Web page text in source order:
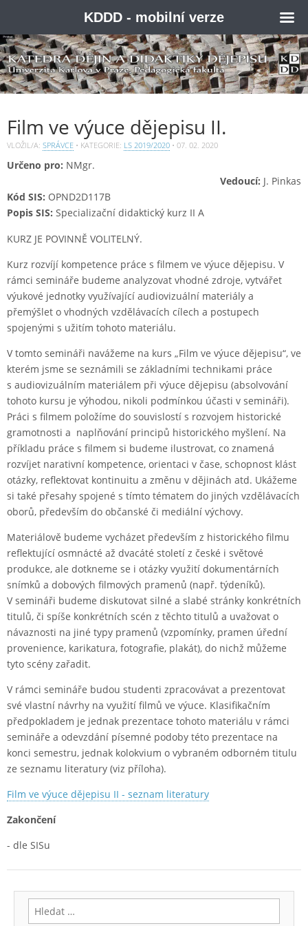
Film ve výuce dějepisu II.
VLOŽIL/A: SPRÁVCE • KATEGORIE: LS 2019/2020 • 07. 02. 2020
Určeno pro: NMgr.
Vedoucí: J. Pinkas
Kód SIS: OPND2D117B
Popis SIS: Specializační didaktický kurz II A
KURZ JE POVINNĚ VOLITELNÝ.
Kurz rozvíjí kompetence práce s filmem ve výuce dějepisu. V
rámci semináře budeme analyzovat vhodné zdroje, vytvářet
výukové jednotky využívající audiovizuální materiály a
přemýšlet o vhodných vzdělávacích cílech a postupech
spojenými s užitím tohoto materiálu.
V tomto semináři navážeme na kurs „Film ve výuce dějepisu“, ve
kterém jsme se seznámili se základními technikami práce
s audiovizuálním materiálem při výuce dějepisu (absolvování
tohoto kursu je výhodou, nikoli podmínkou účasti v semináři).
Práci s filmem položíme do souvislostí s rozvojem historické
gramotnosti a naplňování principů historického myšlení. Na
příkladu práce s filmem si budeme ilustrovat, co znamená
rozvíjet narativní kompetence, orientaci v čase, schopnost klást
otázky, reflektovat kontinuitu a změnu v dějinách atd. Ukážeme
si také přesahy spojené s tímto tématem do jiných vzdělávacích
oborů, především do občanské či mediální výchovy.
Materiálově budeme vycházet především z historického filmu
reflektující osmnácté až dvacáté století z české i světové
produkce, ale dotkneme se i otázky využití dokumentárních
snímků a dobových filmových pramenů (např. týdeníků).
V semináři budeme diskutovat silné a slabé stránky konkrétních
titulů, či spíše konkrétních scén z těchto titulů a uvažovat o
návaznosti na jiné typy pramenů (vzpomínky, pramen úřední
provenience, karikatura, fotografie, plakát), do nichž můžeme
tyto scény zařadit.
V rámci semináře budou studenti zpracovávat a prezentovat
své vlastní návrhy na využití filmů ve výuce. Klasifikačním
předpokladem je jednak prezentace tohoto materiálu v rámci
semináře a odevzdání písemné podoby této prezentace na
konci semestru, jednak kolokvium o vybraném odborném titulu
ze seznamu literatury (viz příloha).
Film ve výuce dějepisu II - seznam literatury
Zakončení
- dle SISu
Vyhledávání
KDDD - mobilní verze